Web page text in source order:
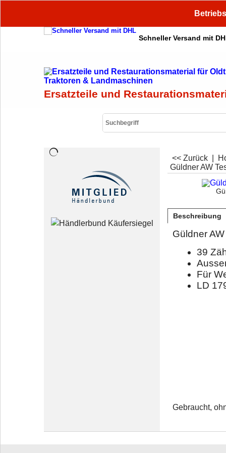
Schneller Versand mit
Ersatzteile und
<< Zurück
Güldner AW
Beschreibung
Güldner
39
Für
LD
Gebraucht,